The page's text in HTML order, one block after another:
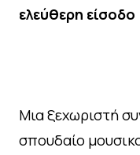
ελεύθερη είσοδο
Μια ξεχωριστή
σπουδαίο